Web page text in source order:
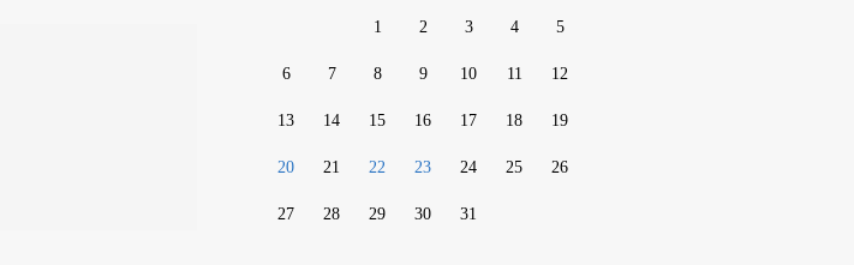
1 2 3 4 5
6 7 8 9 10 11 12
13 14 15 16 17 18 19
20 21 22 23 24 25 26
27 28 29 30 31